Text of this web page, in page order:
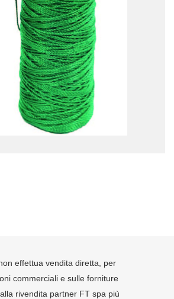
effettua vendita diretta, per
commerciali e sulle forniture
rivendita partner FT spa più